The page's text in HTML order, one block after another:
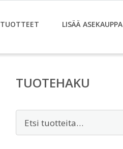
TUOTTEET LISÄÄ ASEKAUPPA
TUOTEHAKU